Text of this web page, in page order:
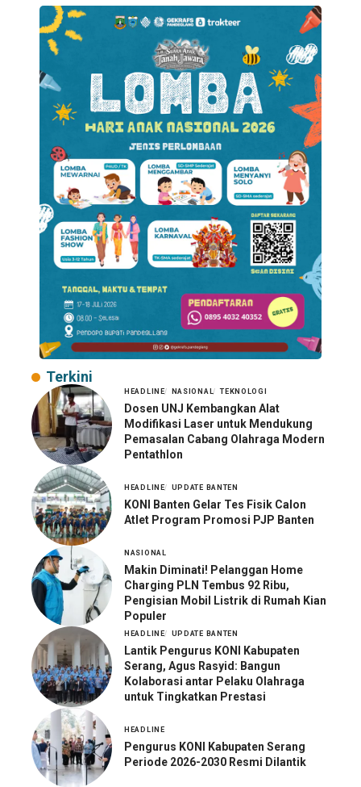
Terkini
HEADLINE NASIONAL TEKNOLOGI
Dosen UNJ Kembangkan Alat
Modifikasi Laser untuk Mendukung
Pemasalan Cabang Olahraga Modern
Pentathlon
HEADLINE UPDATE BANTEN
KONI Banten Gelar Tes Fisik Calon
Atlet Program Promosi PJP Banten
NASIONAL
Makin Diminati! Pelanggan Home
Charging PLN Tembus 92 Ribu,
Pengisian Mobil Listrik di Rumah Kian
Populer
HEADLINE UPDATE BANTEN
Lantik Pengurus KONI Kabupaten
Serang, Agus Rasyid: Bangun
Kolaborasi antar Pelaku Olahraga
untuk Tingkatkan Prestasi
HEADLINE
Pengurus KONI Kabupaten Serang
Periode 2026-2030 Resmi Dilantik